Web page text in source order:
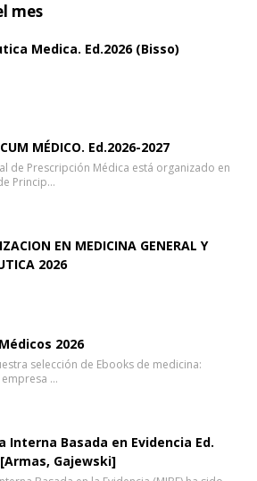
mes
Medica. Ed.2026 (Bisso)
MÉDICO. Ed.2026-2027
de Prescripción Médica está organizado en
Princip…
EN MEDICINA GENERAL Y
2026
2026
selección de Ebooks de medicina:
empresa …
Interna Basada en Evidencia Ed.
Gajewski]